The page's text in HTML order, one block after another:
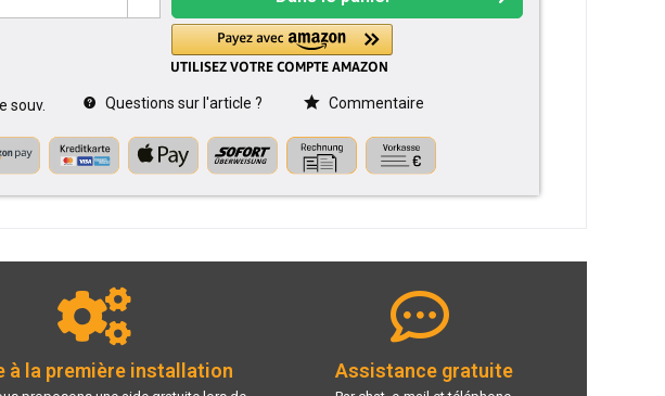
souv. Questions sur l'article ? Commentaire
à la première installation Assistance gratuite